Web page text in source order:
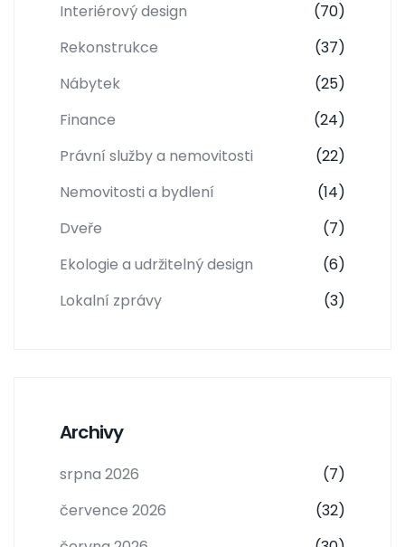
Interiérový design
(70)
Rekonstrukce
(37)
Nábytek
(25)
Finance
(24)
Právní služby a nemovitosti
(22)
Nemovitosti a bydlení
(14)
Dveře
(7)
Ekologie a udržitelný design
(6)
Lokalní zprávy
(3)
Archivy
srpna 2026
(7)
července 2026
(32)